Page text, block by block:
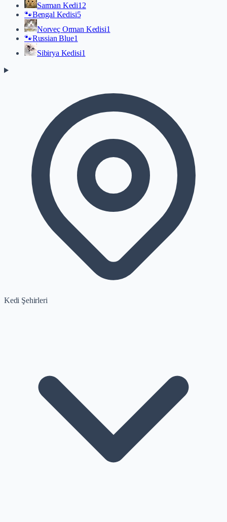
Sarman Kedi12
🐾Bengal Kedisi5
Norveç Orman Kedisi1
🐾Russian Blue1
Sibirya Kedisi1
Kedi Şehirleri